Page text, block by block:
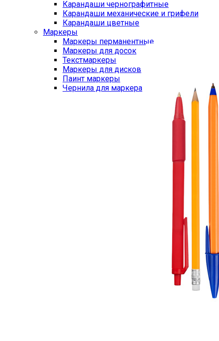
Карандаши чернографитные
Карандаши механические и грифели
Карандаши цветные
Маркеры
Маркеры перманентные
Маркеры для досок
Текстмаркеры
Маркеры для дисков
Паинт маркеры
Чернила для маркера